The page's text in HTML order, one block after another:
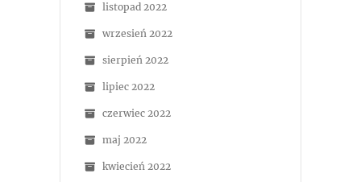
listopad 2022
wrzesień 2022
sierpień 2022
lipiec 2022
czerwiec 2022
maj 2022
kwiecień 2022